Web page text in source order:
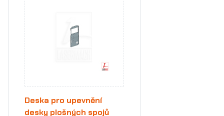
Deska pro upevnění
desky plošných spojů